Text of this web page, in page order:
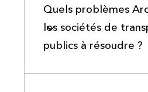
Quels problèmes
les sociétés de
publics à résoudre ?